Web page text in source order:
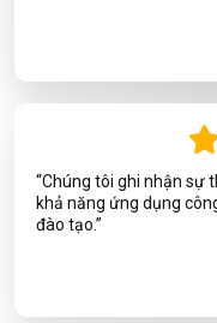
“Chúng tôi ghi nhận sự
khả năng ứng dụng
đào tạo.”